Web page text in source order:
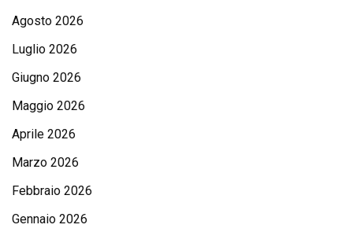
Agosto 2026
Luglio 2026
Giugno 2026
Maggio 2026
Aprile 2026
Marzo 2026
Febbraio 2026
Gennaio 2026